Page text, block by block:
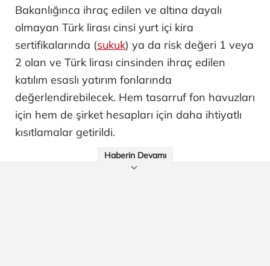
Bakanlığınca ihraç edilen ve altına dayalı
olmayan Türk lirası cinsi yurt içi kira
sertifikalarında (sukuk) ya da risk değeri 1 veya
2 olan ve Türk lirası cinsinden ihraç edilen
katılım esaslı yatırım fonlarında
değerlendirebilecek. Hem tasarruf fon havuzları
için hem de şirket hesapları için daha ihtiyatlı
kısıtlamalar getirildi.
Haberin Devamı